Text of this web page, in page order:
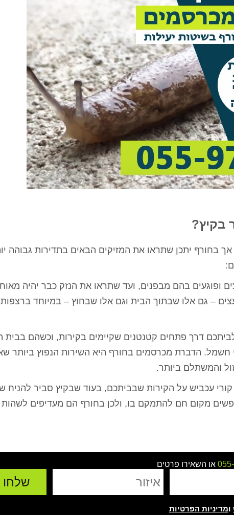
בקיץ?
בחורף יתכן שתראו את המזיקים הבאים בתדירות גבוהה
ופוגעים בהם מבפנים, ועד שתראו את הנזק כבר יהיה
– גם אלו שבתוך הבית וגם אלו שבחוץ – במיוחד
דרך פתחים קטנטנים שקיימים בקירות, וכשהם בבית
הדברת מכרסמים בחורף היא השירות הנפוץ ביותר
והמשתלם ביותר.
עכביש על הקירות שבביתכם, בעוד שבקיץ סביר להניח
מקום חם להתמקם בו, ולכן בחורף הם מעדיפים לשהות
או השאירו פרטים
ומדיניות הפרטיות
שירות וזמינות מצוינים. הגיע
במוצאי שבת ניגש מיד לעבודה
והצליח לתפוס את החולדה. הסביר
גם לגבי הדברה מונעת.
מנריה לויאני. הוא הגיע
ביצע את העבודה מהר
הסברים ברורים. כל